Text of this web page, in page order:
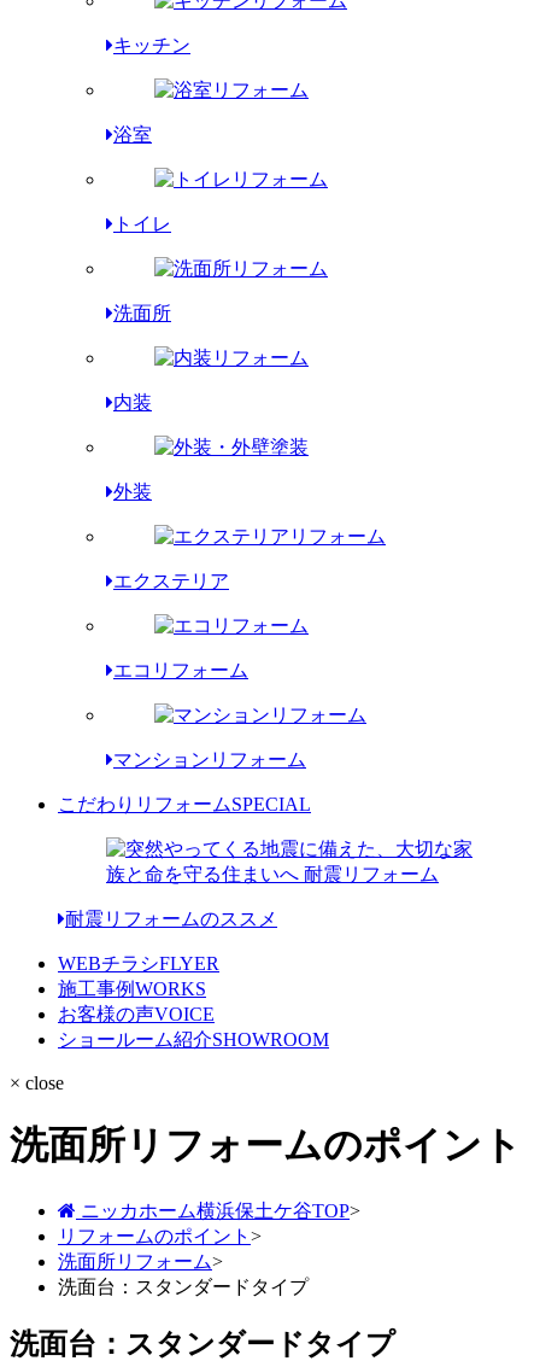
キッチン
浴室
トイレ
洗面所
内装
外装
エクステリア
エコリフォーム
マンションリフォーム
こだわりリフォームSPECIAL
耐震リフォームのススメ
WEBチラシFLYER
施工事例WORKS
お客様の声VOICE
ショールーム紹介SHOWROOM
× close
洗面所リフォームのポイント
ニッカホーム横浜保土ケ谷TOP>
リフォームのポイント >
洗面所リフォーム>
洗面台：スタンダードタイプ
洗面台：スタンダードタイプ